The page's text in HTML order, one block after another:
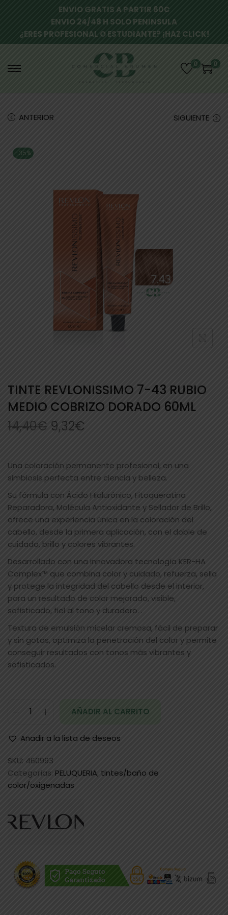
ENVIO GRATIS A PARTIR 60€
ENVIO 24/48 H SOLO PENINSULA
¿ERES PROFESIONAL O ESTUDIANTE? ¡HAZ CLICK!
0 0
ANTERIOR SIGUIENTE
-35%
TINTE REVLONISSIMO 7-43 RUBIO
MEDIO COBRIZO DORADO 60ML
14,40€ 9,32€
Una coloración permanente profesional, en una
simbiosis perfecta entre ciencia y belleza.
Su fórmula con Ácido Hialurónico, Fitoqueratina
Reparadora, Molécula Antioxidante y Sellador de Brillo,
ofrece una experiencia única en la coloración del
cabello, desde la primera aplicación, con el doble de
cuidado, brillo y colores vibrantes.
Desarrollado con una innovadora tecnología KER-HA
Complex™ que combina color y cuidado, refuerza, sella
y protege la integridad del cabello desde el interior,
para un resultado de color mejorado, visible,
sofisticado, fiel al tono y duradero. .
Textura de emulsión micelar cremosa, fácil de preparar
y sin gotas, optimiza la penetración del color y permite
conseguir resultados con tonos más vibrantes y
sofisticados.
AÑADIR AL CARRITO
Añadir a la lista de deseos
SKU: 460993
Categorías: PELUQUERIA, tintes/baño de
color/oxigenadas